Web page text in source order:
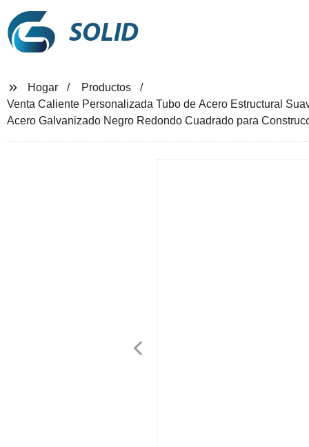
SOLID
Hogar
Productos
Venta Caliente Personalizada Tubo de Acero Estructural
Acero Galvanizado Negro Redondo Cuadrado para